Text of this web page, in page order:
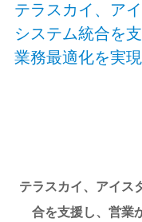
テラスカイ、ア
システム統合を
業務最適化を実現
テラスカイ、アイス
合を支援し、営業